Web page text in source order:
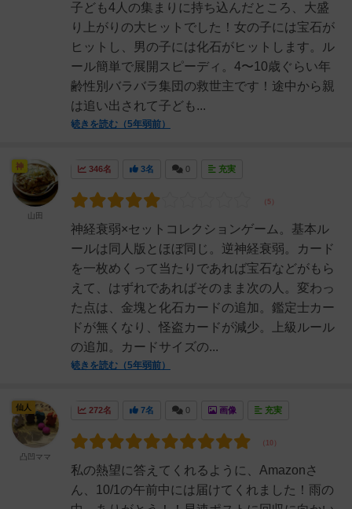
子ども4人の集まりに持ち込んだところ、大盛
り上がりの大ヒットでした！女の子には宝石が
ヒットし、男の子には化石がヒットします。ル
ール簡単で展開スピーディ。4〜10歳ぐらい年
齢性別バラバラ集団の救世主です！途中から親
は追い出されて子ども...
続きを読む（5年弱前）
346名 3名 0 充実
神経衰弱×セットコレクションゲーム。基本ル
ールは同人版とほぼ同じ。逆神経衰弱。カード
を一枚めくって当たりであれば宝石などがもら
えて、はずれであればそのまま次の人。変わっ
た点は、金塊と化石カードの追加。鑑定士カー
ドが無くなり、怪盗カードが減少。上級ルール
の追加。カードサイズの...
続きを読む（5年弱前）
神
山田
272名 7名 0 画像 充実
私の熱望に答えてくれるように、Amazonさ
ん、10/1の午前中には届けてくれました！雨の
仙人
凸凹ママ